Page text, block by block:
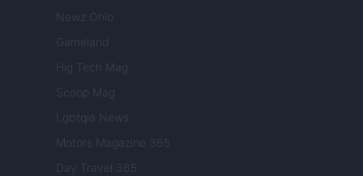
Newz Ohio
Gameland
Hig Tech Mag
Scoop Mag
Lgbtqia News
Motors Magazine 365
Day Travel 365